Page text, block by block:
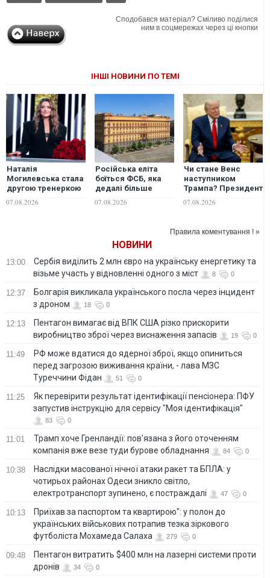
Сподобався матеріал? Сміливо поділися
ним в соцмережах через ці кнопки
ІНШІ НОВИНИ ПО ТЕМІ
Наталія
Могилевська стала
другою тренеркою
14-го сезону шоу
"Голос країни"
07.08.2026
Російська еліта
боїться ФСБ, яка
дедалі більше
виходить з-під
контролю, -
07.08.2026
Чи стане Венс
наступником
Трампа? Президент
США виступив із
неочікуваною
07.08.2026
Правила коментування ! »
НОВИНИ
13:00
Сербія виділить 2 млн євро на українську енергетику та
візьме участь у відновленні одного з міст
8 0
12:37
Болгарія викликала українського посла через інцидент
з дроном
18 0
12:13
Пентагон вимагає від ВПК США різко прискорити
виробництво зброї через виснаження запасів
19 0
11:49
РФ може вдатися до ядерної зброї, якщо опиниться
перед загрозою виживання країни, - лава МЗС
Туреччини Фідан
51 0
11:25
Як перевірити результат ідентифікації пенсіонера: ПФУ
запустив інструкцію для сервісу "Моя ідентифікація"
83 0
11:01
Трамп хоче Гренландії: пов'язана з його оточенням
компанія вже везе туди бурове обладнання
84 0
10:38
Наслідки масованої нічної атаки ракет та БПЛА: у
чотирьох районах Одеси зникло світло,
електротранспорт зупинено, є постраждалі
47 0
10:13
Приїхав за паспортом та квартирою": у полон до
українських військових потрапив тезка зіркового
футболіста Мохамеда Салаха
279 0
09:48
Пентагон витратить $400 млн на лазерні системи проти
дронів
34 0